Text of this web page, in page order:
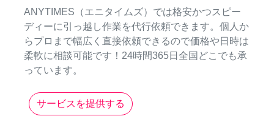
ANYTIMES（エニタイムズ）では格安かつスピー
ディーに引っ越し作業を代行依頼できます。個人か
らプロまで幅広く直接依頼できるので価格や日時は
柔軟に相談可能です！24時間365日全国どこでも承
っています。
サービスを提供する